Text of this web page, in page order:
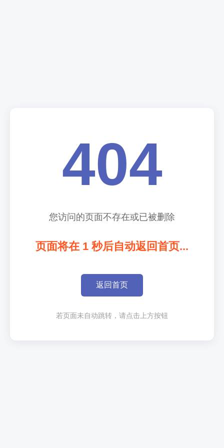
404
您访问的页面不存在或已被删除
页面将在 1 秒后自动返回首页...
返回首页
若页面未自动跳转，请点击上方按钮